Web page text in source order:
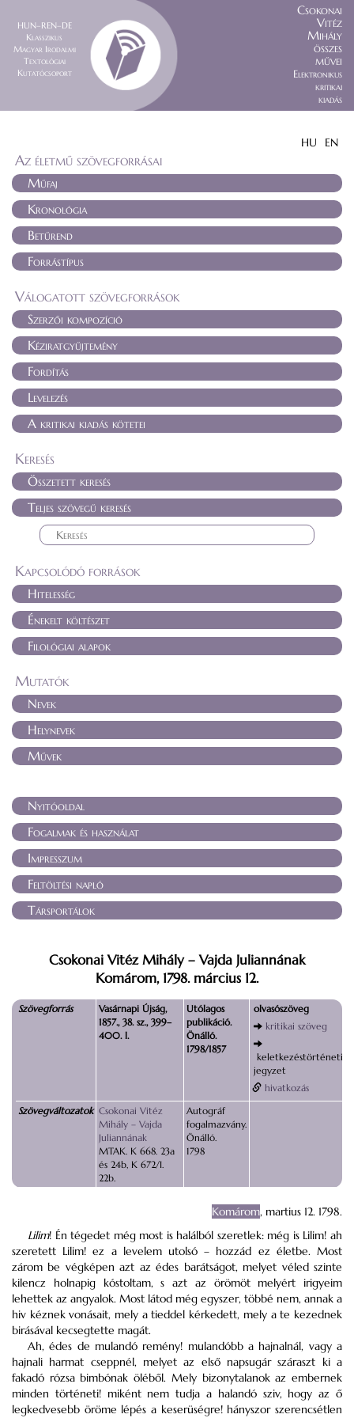
HUN–REN–DE
Klasszikus
Magyar Irodalmi
Textológiai
Kutatócsoport
Csokonai
Vitéz
Mihály
összes
művei
Elektronikus
kritikai
kiadás
HU EN
Az életmű szövegforrásai
Műfaj
Kronológia
Betűrend
Forrástípus
Válogatott szövegforrások
Szerzői kompozíció
Kéziratgyűjtemény
Fordítás
Levelezés
A kritikai kiadás kötetei
Keresés
Összetett keresés
Teljes szövegű keresés
Kapcsolódó források
Hitelesség
Énekelt költészet
Filológiai alapok
Mutatók
Nevek
Helynevek
Művek
Nyitóoldal
Fogalmak és használat
Impresszum
Feltöltési napló
Társportálok
Csokonai Vitéz Mihály – Vajda Juliannának
Komárom, 1798. március 12.
Szövegforrás
Vasárnapi Újság,
1857., 38. sz., 399–
400. l.
Utólagos
publikáció.
Önálló.
1798/1857
olvasószöveg
kritikai szöveg
keletkezéstörténeti
jegyzet
hivatkozás
Szövegváltozatok Csokonai Vitéz
Mihály – Vajda
Juliannának
MTAK. K 668. 23a
és 24b, K 672/I.
22b.
Autográf
fogalmazvány.
Önálló.
1798
Komárom, martius 12. 1798.
Lilim! Én tégedet még most is halálból szeretlek: még is Lilim! ah
szeretett Lilim! ez a levelem utolsó – hozzád ez életbe. Most
zárom be végképen azt az édes barátságot, melyet véled szinte
kilencz holnapig kóstoltam, s azt az örömöt melyért irigyeim
lehettek az angyalok. Most látod még egyszer, többé nem, annak a
hiv kéznek vonásait, mely a tieddel kérkedett, mely a te kezednek
birásával kecsegtette magát.
Ah, édes de mulandó remény! mulandóbb a hajnalnál, vagy a
hajnali harmat cseppnél, melyet az első napsugár száraszt ki a
fakadó rózsa bimbónak öléből. Mely bizonytalanok az embernek
minden történeti! miként nem tudja a halandó sziv, hogy az ő
legkedvesebb öröme lépés a keserüségre! hányszor szerencsétlen